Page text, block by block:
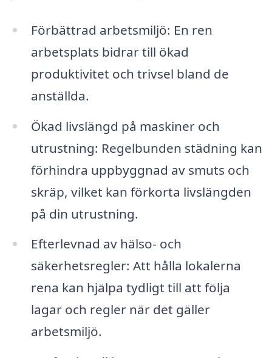
Förbättrad arbetsmiljö: En ren
arbetsplats bidrar till ökad
produktivitet och trivsel bland de
anställda.
Ökad livslängd på maskiner och
utrustning: Regelbunden städning kan
förhindra uppbyggnad av smuts och
skräp, vilket kan förkorta livslängden
på din utrustning.
Efterlevnad av hälso- och
säkerhetsregler: Att hålla lokalerna
rena kan hjälpa tydligt till att följa
lagar och regler när det gäller
arbetsmiljö.